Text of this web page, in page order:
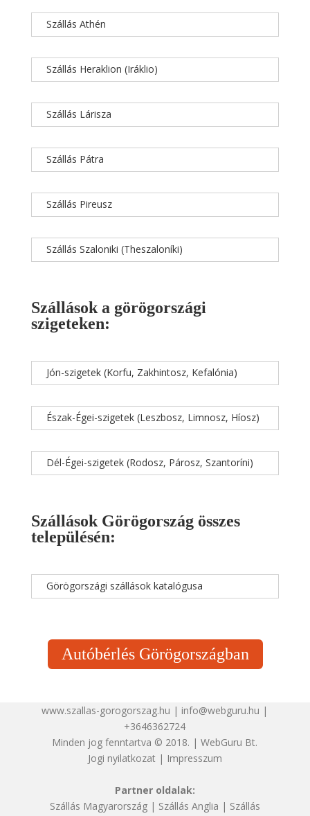
Szállás Athén
Szállás Heraklion (Iráklio)
Szállás Lárisza
Szállás Pátra
Szállás Pireusz
Szállás Szaloniki (Theszaloníki)
Szállások a görögországi
szigeteken:
Jón-szigetek (Korfu, Zakhintosz, Kefalónia)
Észak-Égei-szigetek (Leszbosz, Limnosz, Híosz)
Dél-Égei-szigetek (Rodosz, Párosz, Szantoríni)
Szállások Görögország összes
településén:
Görögországi szállások katalógusa
Autóbérlés Görögországban
www.szallas-gorogorszag.hu | info@webguru.hu |
+3646362724
Minden jog fenntartva © 2018. | WebGuru Bt.
Jogi nyilatkozat| Impresszum
Partner oldalak:
Szállás Magyarország| Szállás Anglia | Szállás